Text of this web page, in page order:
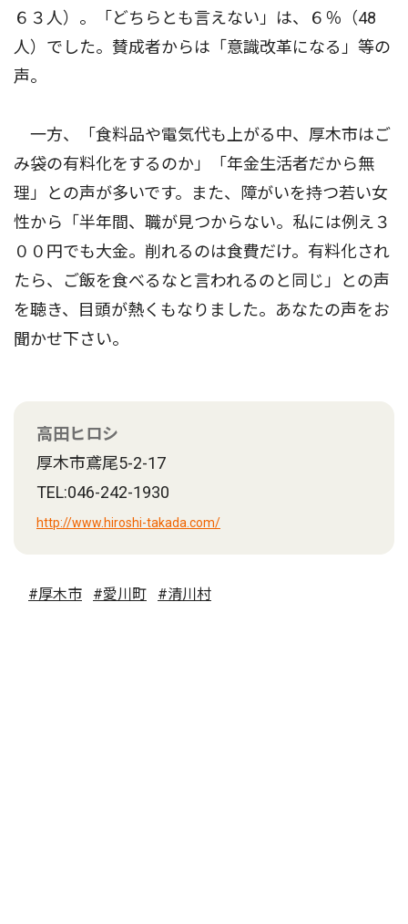
６３人）。「どちらとも言えない」は、６％（48
人）でした。賛成者からは「意識改革になる」等の
声。
一方、「食料品や電気代も上がる中、厚木市はご
み袋の有料化をするのか」「年金生活者だから無
理」との声が多いです。また、障がいを持つ若い女
性から「半年間、職が見つからない。私には例え３
００円でも大金。削れるのは食費だけ。有料化され
たら、ご飯を食べるなと言われるのと同じ」との声
を聴き、目頭が熱くもなりました。あなたの声をお
聞かせ下さい。
高田ヒロシ
厚木市鳶尾5-2-17
TEL:046-242-1930
http://www.hiroshi-takada.com/
#厚木市 #愛川町 #清川村